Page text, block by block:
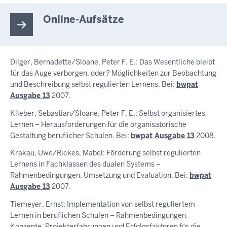
Online-Aufsätze
Dilger, Bernadette/Sloane, Peter F. E.: Das Wesentliche bleibt
für das Auge verborgen, oder? Möglichkeiten zur Beobachtung
und Beschreibung selbst regulierten Lernens. Bei: bwpat
Ausgabe 132007.
Klieber, Sebastian/Sloane, Peter F. E.: Selbst organisiertes
Lernen – Herausforderungen für die organisatorische
Gestaltung beruflicher Schulen. Bei: bwpat Ausgabe 132008.
Krakau, Uwe/Rickes, Mabel: Förderung selbst regulierten
Lernens in Fachklassen des dualen Systems –
Rahmenbedingungen, Umsetzung und Evaluation. Bei: bwpat
Ausgabe 132007.
Tiemeyer, Ernst: Implementation von selbst reguliertem
Lernen in beruflichen Schulen – Rahmenbedingungen,